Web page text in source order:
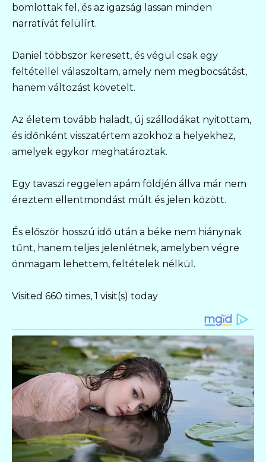
bomlottak fel, és az igazság lassan minden
narratívát felülírt.
Daniel többször keresett, és végül csak egy
feltétellel válaszoltam, amely nem megbocsátást,
hanem változást követelt.
Az életem tovább haladt, új szállodákat nyitottam,
és időnként visszatértem azokhoz a helyekhez,
amelyek egykor meghatároztak.
Egy tavaszi reggelen apám földjén állva már nem
éreztem ellentmondást múlt és jelen között.
És először hosszú idő után a béke nem hiánynak
tűnt, hanem teljes jelenlétnek, amelyben végre
önmagam lehettem, feltételek nélkül.
Visited 660 times, 1 visit(s) today